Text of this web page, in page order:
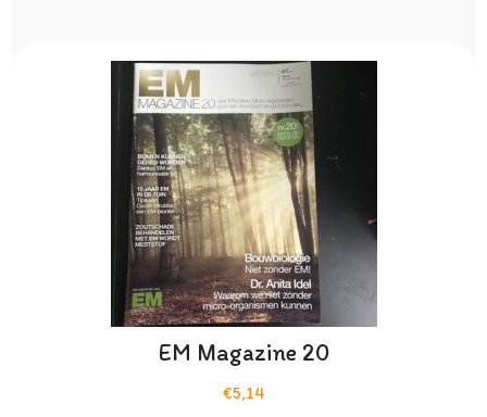
EM Magazine 20
€5,14